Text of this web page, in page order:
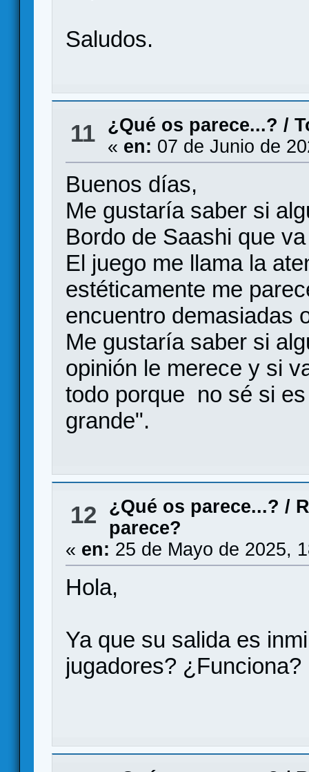
Saludos.
11 ¿Qué os parece...? /
« en: 07 de Junio de
Buenos días,
Me gustaría saber si
Bordo de Saashi que
El juego me llama la
estéticamente me
encuentro demasiadas
Me gustaría saber si
opinión le merece y si
todo porque no sé si
grande".
12 ¿Qué os parece...? /
parece?
« en: 25 de Mayo de 2025,
Hola,
Ya que su salida es
jugadores? ¿Funciona?